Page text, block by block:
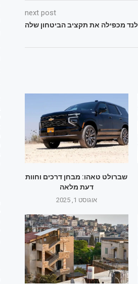
next post
מכפילה את תקציב הביטחון שלה
שברולט טאהו: מבחן דרכים וחוות
דעת מלאה
אוגוסט 1, 2025